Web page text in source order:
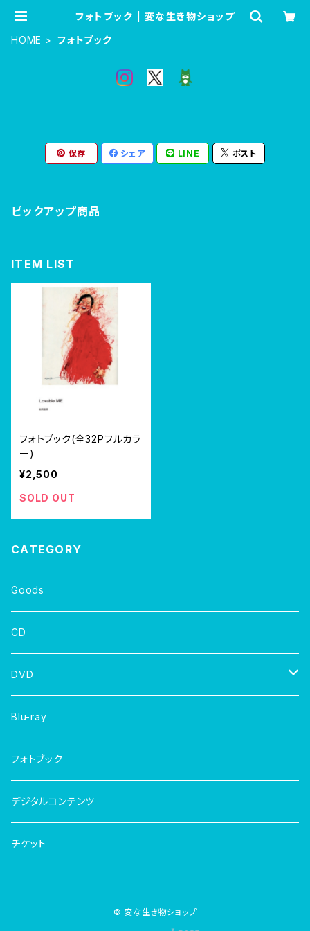
フォトブック | 変な生き物ショップ
HOME
フォトブック
保存 シェア LINE ポスト
ピックアップ商品
ITEM LIST
フォトブック(全32Pフルカラ
ー)
¥2,500
SOLD OUT
CATEGORY
Goods
CD
DVD
写真集
Blu-ray
フォトブック
デジタルコンテンツ
チケット
© 変な生き物ショップ